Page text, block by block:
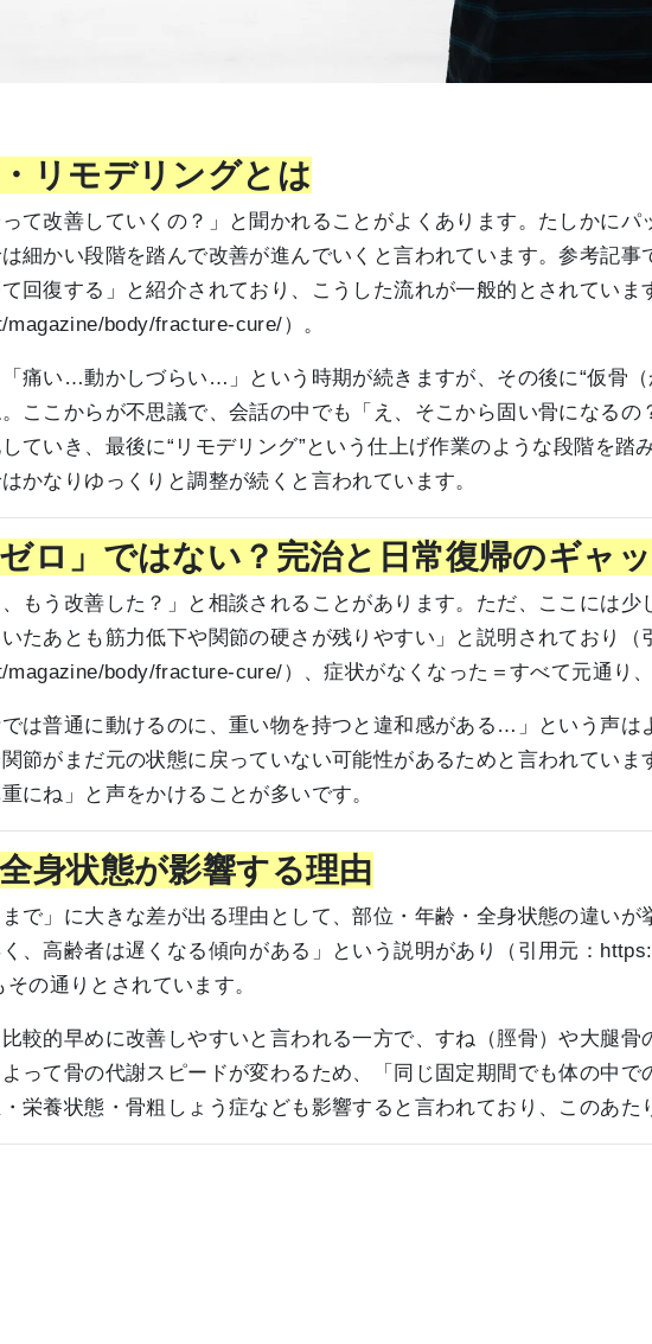
リモデリングとは
って改善していくの？」と聞かれることがよくあります。たしかに
は細かい段階を踏んで改善が進んでいくと言われています。参考記
回復する」と紹介されており、こうした流れが一般的とされていま
body/fracture-cure/）。
痛い…動かしづらい…」という時期が続きますが、その後に“仮骨
ここからが不思議で、会話の中でも「え、そこから固い骨になる
ていき、最後に“リモデリング”という仕上げ作業のような段階を
かなりゆっくりと調整が続くと言われています。
ゼロ」ではない？完治と日常復帰のギャ
、もう改善した？」と相談されることがあります。ただ、ここには
たあとも筋力低下や関節の硬さが残りやすい」と説明されており（
body/fracture-cure/）、症状がなくなった＝すべて元通り
は普通に動けるのに、重い物を持つと違和感がある…」という声は
節がまだ元の状態に戻っていない可能性があるためと言われてい
にね」と声をかけることが多いです。
身状態が影響する理由
で」に大きな差が出る理由として、部位・年齢・全身状態の違い
く、高齢者は遅くなる傾向がある」という説明があり（引用元：
の通りとされています。
較的早めに改善しやすいと言われる一方で、すね（脛骨）や大腿
って骨の代謝スピードが変わるため、「同じ固定期間でも体の中
栄養状態・骨粗しょう症なども影響すると言われており、このあた